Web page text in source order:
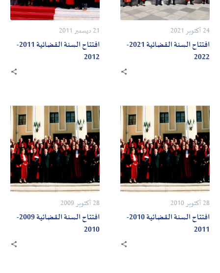
24 أكتوبر 2021
افتتاح السنة القضائية 2021-
2022
21 ديسمبر 2011
افتتاح السنة القضائية 2011-
2012
افتتاح
السنة
القضائية
2010-
2011
28 أكتوبر 2010
افتتاح السنة القضائية 2010-
2011
افتتاح
السنة
القضائية
2009-
2010
28 أكتوبر 2009
افتتاح السنة القضائية 2009-
2010